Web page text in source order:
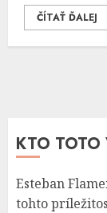
ČÍTAŤ ĎALEJ
KTO TOTO
Esteban
tohto